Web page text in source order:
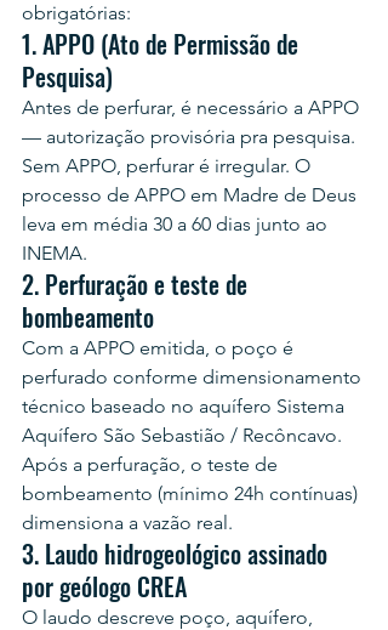
obrigatórias:
1. APPO (Ato de Permissão de
Pesquisa)
Antes de perfurar, é necessário a APPO
— autorização provisória pra pesquisa.
Sem APPO, perfurar é irregular. O
processo de APPO em Madre de Deus
leva em média 30 a 60 dias junto ao
INEMA.
2. Perfuração e teste de
bombeamento
Com a APPO emitida, o poço é
perfurado conforme dimensionamento
técnico baseado no aquífero Sistema
Aquífero São Sebastião / Recôncavo.
Após a perfuração, o teste de
bombeamento (mínimo 24h contínuas)
dimensiona a vazão real.
3. Laudo hidrogeológico assinado
por geólogo CREA
O laudo descreve poço, aquífero,